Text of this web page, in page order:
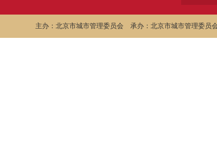
主办：北京市城市管理委员会 承办：北京市城市管理委员